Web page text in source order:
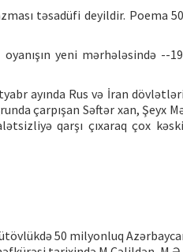
təsadüfi deyildir. Poema
yeni mərhələsində --
ayında Rus və İran
çarpışan Səftər xan, Şeyx
qarşı çıxaraq çox
50 milyonluq